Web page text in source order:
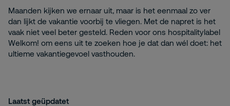
Maanden kijken we ernaar uit, maar is het eenmaal zo ver
dan lijkt de vakantie voorbij te vliegen. Met de napret is het
vaak niet veel beter gesteld. Reden voor ons hospitalitylabel
Welkom! om eens uit te zoeken hoe je dat dan wél doet: het
ultieme vakantiegevoel vasthouden.
Laatst geüpdatet